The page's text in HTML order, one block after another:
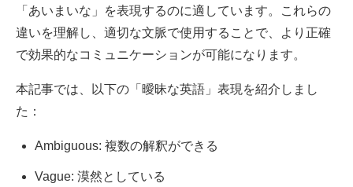
「あいまいな」を表現するのに適しています。これらの
違いを理解し、適切な文脈で使用することで、より正確
で効果的なコミュニケーションが可能になります。
本記事では、以下の「曖昧な英語」表現を紹介しまし
た：
Ambiguous: 複数の解釈ができる
Vague: 漠然としている